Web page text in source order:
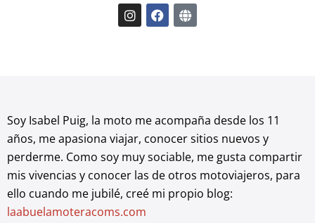
I
n
F
a
G
l
Soy Isabel Puig, la moto me acompaña desde los 11
años, me apasiona viajar, conocer sitios nuevos y
perderme. Como soy muy sociable, me gusta compartir
mis vivencias y conocer las de otros motoviajeros, para
ello cuando me jubilé, creé mi propio blog:
laabuelamoteracoms.com